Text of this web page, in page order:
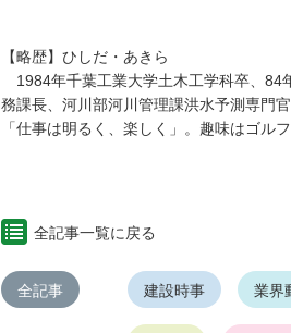
【略歴】ひしだ・あきら
1984年千葉工業大学土木工学科卒、84
務課長、河川部河川管理課洪水予測専門
「仕事は明るく、楽しく」。趣味はゴルフ
全記事一覧に戻る
全記事 建設時事 業界